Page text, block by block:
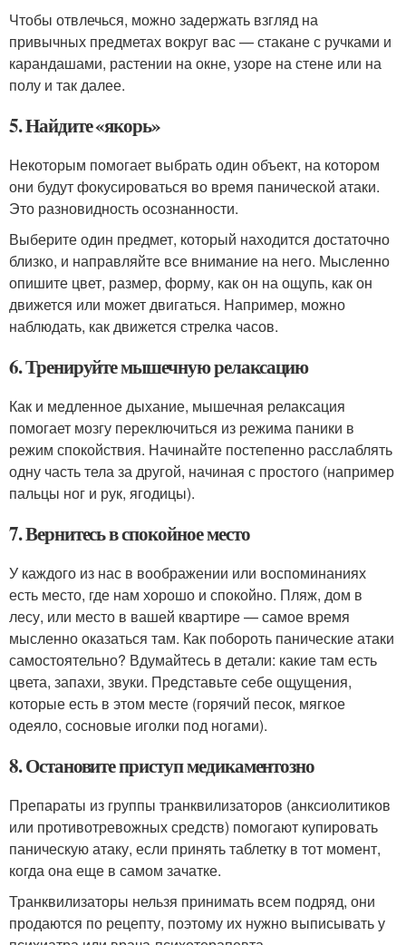
Чтобы отвлечься, можно задержать взгляд на
привычных предметах вокруг вас — стакане с ручками и
карандашами, растении на окне, узоре на стене или на
полу и так далее.
5. Найдите «якорь»
Некоторым помогает выбрать один объект, на котором
они будут фокусироваться во время панической атаки.
Это разновидность осознанности.
Выберите один предмет, который находится достаточно
близко, и направляйте все внимание на него. Мысленно
опишите цвет, размер, форму, как он на ощупь, как он
движется или может двигаться. Например, можно
наблюдать, как движется стрелка часов.
6. Тренируйте мышечную релаксацию
Как и медленное дыхание, мышечная релаксация
помогает мозгу переключиться из режима паники в
режим спокойствия. Начинайте постепенно расслаблять
одну часть тела за другой, начиная с простого (например
пальцы ног и рук, ягодицы).
7. Вернитесь в спокойное место
У каждого из нас в воображении или воспоминаниях
есть место, где нам хорошо и спокойно. Пляж, дом в
лесу, или место в вашей квартире — самое время
мысленно оказаться там. Как побороть панические атаки
самостоятельно? Вдумайтесь в детали: какие там есть
цвета, запахи, звуки. Представьте себе ощущения,
которые есть в этом месте (горячий песок, мягкое
одеяло, сосновые иголки под ногами).
8. Остановите приступ медикаментозно
Препараты из группы транквилизаторов (анксиолитиков
или противотревожных средств) помогают купировать
паническую атаку, если принять таблетку в тот момент,
когда она еще в самом зачатке.
Транквилизаторы нельзя принимать всем подряд, они
продаются по рецепту, поэтому их нужно выписывать у